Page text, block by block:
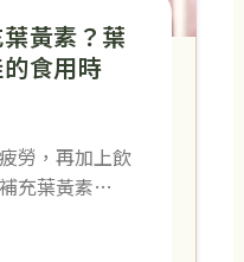
黃素？葉
食用時
勞，再加上飲
充葉黃素…